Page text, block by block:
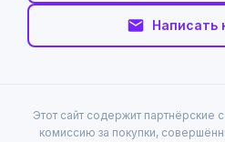
Написать
Этот сайт содержит
комиссию за покупки,